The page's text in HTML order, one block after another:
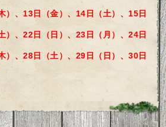
）、13日（金）、14日（土）、15日
）、22日（日）、23日（月）、24日
）、28日（土）、29日（日）、30日